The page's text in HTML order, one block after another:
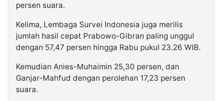
persen suara.
Kelima, Lembaga Survei Indonesia juga merilis
jumlah hasil cepat Prabowo-Gibran paling unggul
dengan 57,47 persen hingga Rabu pukul 23.26 WIB.
Kemudian Anies-Muhaimin 25,30 persen, dan
Ganjar-Mahfud dengan perolehan 17,23 persen
suara.